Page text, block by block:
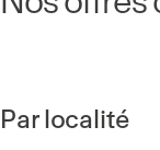
Par localité